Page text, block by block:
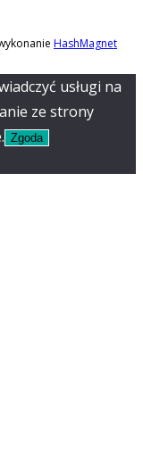
HashMagnet
usługi na
ze strony
Zgoda